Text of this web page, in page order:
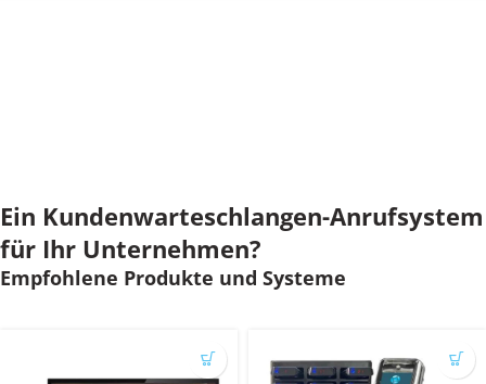
Ein Kundenwarteschlangen-Anrufsystem
für Ihr Unternehmen?
Empfohlene Produkte und Systeme